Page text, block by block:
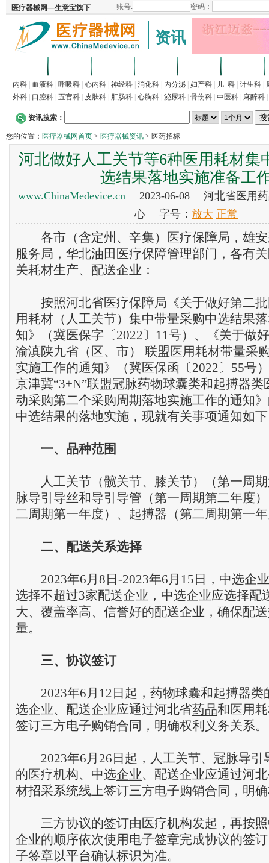
资讯
内科 血液科 呼吸科 心内科 神经科 消化科 内分泌 妇产科 儿 科 计生科
外科
口腔科 五官科 皮肤科 肛肠科 心胸科 泌尿科 骨伤科 中医科 麻醉科
资讯搜索：
您的位置： 医疗器械网首页 > 医疗器械资讯 > 医药招标
河北做好人工关节等6种医用耗材集
选结果落地实施准备工
www.ChinaMedevice.cn2023-06-08 河北省医用药
心 字号： 放大 正常
各市（含定州、辛集）医疗保障局，雄安
服务局，华北油田医疗保障管理部门，各有
关耗材生产、配送企业：
按照河北省医疗保障局《关于做好第二批
用耗材（人工关节）集中带量采购中选结果
知》（冀医保字〔2022〕11号）、《关于做
渝滇陕九省（区、市） 联盟医用耗材带量采
实施工作的通知》（冀医保函〔2022〕55号
京津冀“3+N”联盟冠脉药物球囊类和起搏器类
动采购第二个采购周期落地实施工作的通知
中选结果的落地实施，现就有关事项通知如
一、 品种范围
人工关节（髋关节、膝关节）（第一周期
脉导引导丝和导引导管（第一周期第二年度
二周期第一年度）、起搏器（第二周期第一
二、 配送关系选择
2023年6月8日-2023年6月15日，中选企
选择不超过3家配送企业，中选企业应选择配
大、覆盖率高、信誉好的配送企业，确保配
量。
三、 协议签订
2023年6月12日起，药物球囊和起搏器类
选企业、配送企业应通过河北省药品和医用
签订三方电子购销合同，明确权利义务关系。
2023年6月26日起，人工关节、冠脉导引
的医疗机构、中选企业、配送企业应通过河
材招采系统线上签订三方电子购销合同，明
三方协议的签订由医疗机构发起，再按照
企业的顺序依次使用电子签章完成协议的签
子签章以平台确认标识为准。